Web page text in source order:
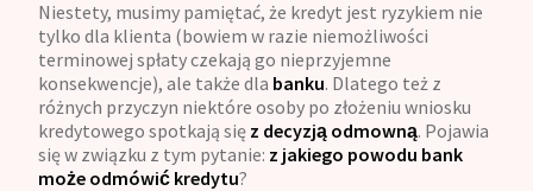
Niestety, musimy pamiętać, że kredyt jest ryzykiem nie
tylko dla klienta (bowiem w razie niemożliwości
terminowej spłaty czekają go nieprzyjemne
konsekwencje), ale także dla banku. Dlatego też z
różnych przyczyn niektóre osoby po złożeniu wniosku
kredytowego spotkają się z decyzją odmowną. Pojawia
się w związku z tym pytanie: z jakiego powodu bank
może odmówić kredytu?